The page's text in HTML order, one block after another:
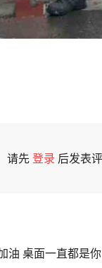
请先登录 后发表
油 桌面一直都是你